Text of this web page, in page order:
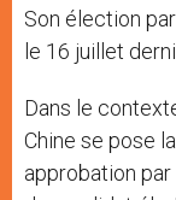
Son élection
le 16 juillet
Dans le
Chine se pose
approbation